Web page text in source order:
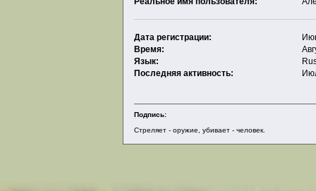
Дата регистрации:
Время:
Язык:
Последняя активность:
Подпись:
Стреляет - оружие, убивает - человек.